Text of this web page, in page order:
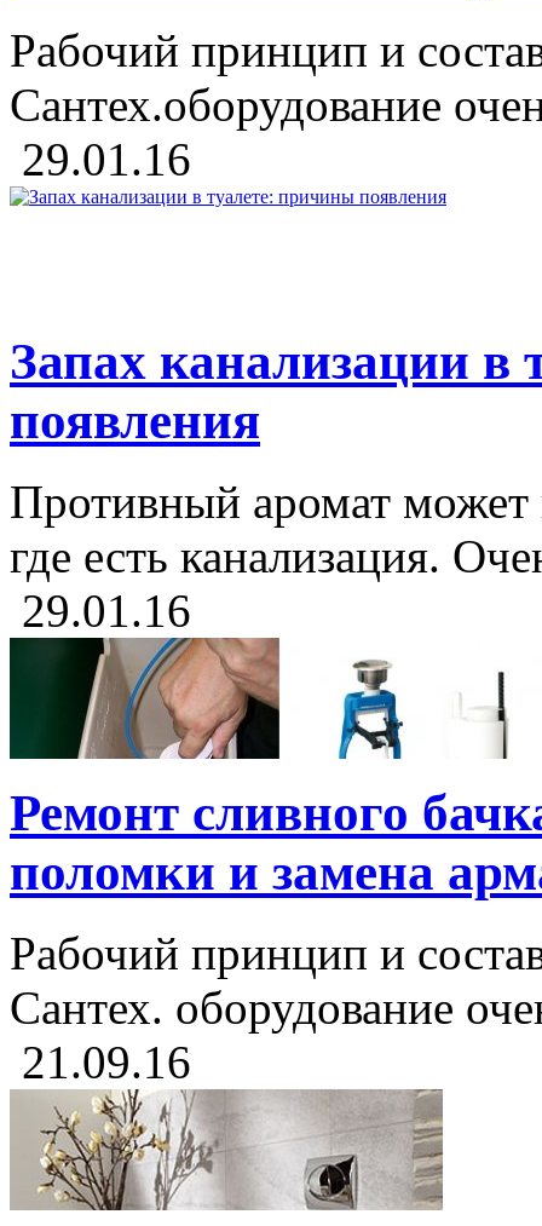
Рабочий принцип и
Сантех.оборудование
29.01.16
Запах канализации в
появления
Противный аромат может
где есть канализация.
29.01.16
Ремонт сливного
поломки и замена
Рабочий принцип и
Сантех. оборудование
21.09.16